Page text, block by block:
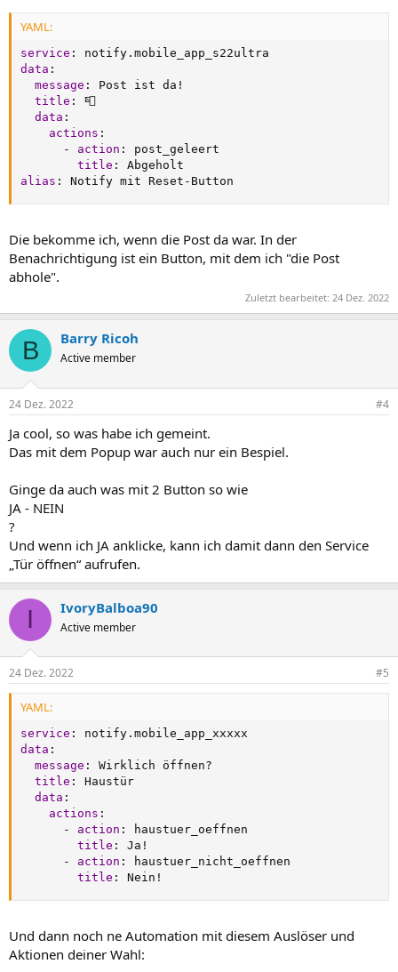
YAML:
service :
data :
message :
Post ist da!
title :
📮
data :
actions :
-
action :
post_geleert
title :
alias : Notify mit Reset - Button
Die bekomme ich, wenn die Post da war. In der
Benachrichtigung ist ein Button, mit dem ich "die Post
abhole".
Zuletzt bearbeitet: 24 Dez. 2022
B Barry Ricoh
Active member
24 Dez. 2022 #4
Ja cool, so was habe ich gemeint.
Das mit dem Popup war auch nur ein Bespiel.
Ginge da auch was mit 2 Button so wie
JA - NEIN
?
Und wenn ich JA anklicke, kann ich damit dann den Service
„Tür öffnen“ aufrufen.
I IvoryBalboa90
Active member
24 Dez. 2022 #5
YAML:
service :
data :
message : Wirklich öffnen?
title :
Haustür
data :
actions :
-
action :
haustuer_oeffnen
title :
Ja!
-
action :
haustuer_nicht_oeffnen
title : Nein!
Und dann noch ne Automation mit diesem Auslöser und
Aktionen deiner Wahl: